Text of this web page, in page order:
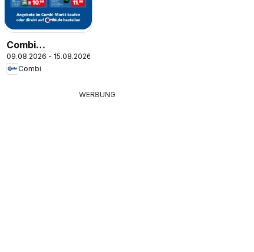
Combi
Wochenknaller
09.08.2026 - 15.08.2026
Combi
WERBUNG